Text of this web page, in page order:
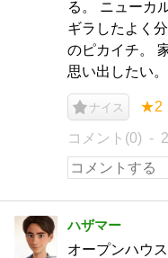
る。 ニューカ
ギラしたよく
のピカイチ。
思い出したい。
ナイス ★2
コメント(0)
ハザマー
オープンハウ